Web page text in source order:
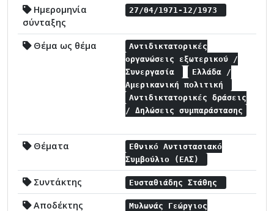
Ημερομηνία
σύνταξης
27/04/1971-12/1973
Θέμα ως θέμα
Αντιδικτατορικές
οργανώσεις εξωτερικού /
Συνεργασία
Ελλάδα /
Αμερικανική πολιτική
Αντιδικτατορικές δράσεις
/ Δηλώσεις συμπαράστασης
Θέματα
Εθνικό Αντιστασιακό
Συμβούλιο (ΕΑΣ)
Συντάκτης Ευσταθιάδης Στάθης
Αποδέκτης
Μυλωνάς Γεώργιος